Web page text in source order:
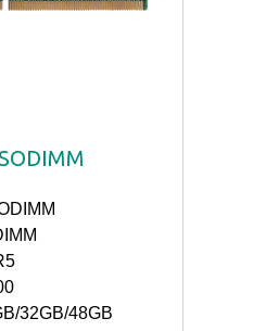
32GB/48GB